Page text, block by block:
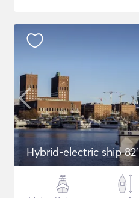
Hybrid-electric ship 82'